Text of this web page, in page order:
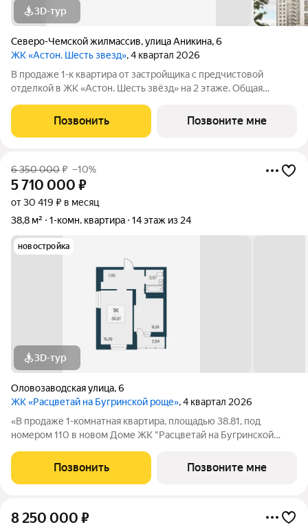
3D-тур
Северо-Чемской жилмассив,улица Аникина,6
ЖК «Астон. Шесть звезд», 4 квартал 2026
В продаже 1-к квартира от застройщика с предчистовой
отделкой в ЖК «Астон. Шесть звёзд» на 2 этаже. Общая
2.95 м (зависит от секции). «Астон. Шесть звёзд» современный
комплекс из шести
Позвонить Позвоните мне
6 350 000₽ –10%
5 710 000 ₽
от 30 419 ₽ в месяц
38,8 м²
1-комн. квартира 14 этаж из 24
новостройка
3D-тур
Оловозаводская улица,6
ЖК «Расцветай на Бугринской роще», 4 квартал 2026
«В продаже 1-комнатная квартира, площадью 38.81, под
номером 110 в новом Доме ЖК "Расцветай на Бугринской
Обь, в тихом микрорайоне Бугринская роща на ул.
Оловозаводской. Вдохновляющие виды
Позвонить Позвоните мне
8 250 000 ₽